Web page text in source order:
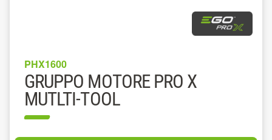
PHX1600
GRUPPO MOTORE PRO X
MUTLTI-TOOL